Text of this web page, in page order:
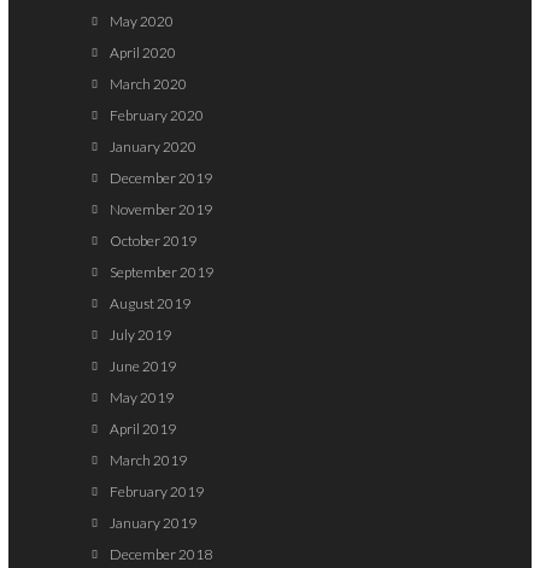
May 2020
April 2020
March 2020
February 2020
January 2020
December 2019
November 2019
October 2019
September 2019
August 2019
July 2019
June 2019
May 2019
April 2019
March 2019
February 2019
January 2019
December 2018